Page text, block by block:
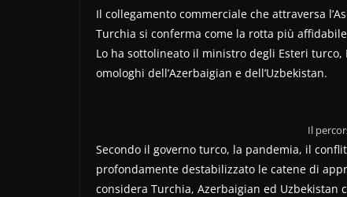
Il collegamento commerciale che attraversa
Turchia si conferma come la rotta più
Lo ha sottolineato il ministro degli Esteri
omologhi dell’Azerbaigian e dell’Uzbekistan.
Il
Secondo il governo turco, la pandemia, il
profondamente destabilizzato le catene di
considera Turchia, Azerbaigian ed